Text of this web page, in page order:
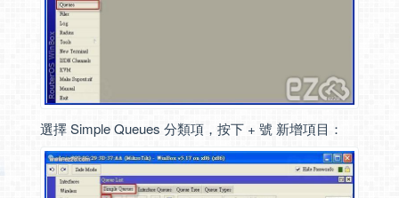
選擇 Simple Queues 分類項，按下 + 號 新增項目：